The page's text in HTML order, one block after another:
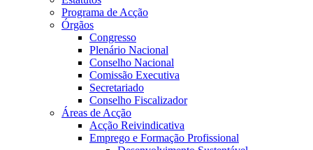
Programa de Acção
Órgãos
Congresso
Plenário Nacional
Conselho Nacional
Comissão Executiva
Secretariado
Conselho Fiscalizador
Áreas de Acção
Acção Reivindicativa
Emprego e Formação Profissional